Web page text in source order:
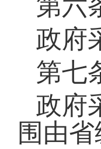
政府
第七
政府
围由